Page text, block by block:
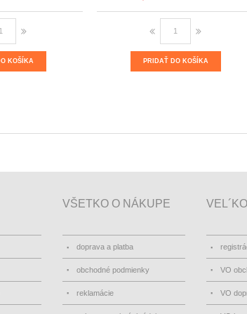
KOŠÍKA PRIDAŤ DO KOŠÍKA
VŠETKO O NÁKUPE
doprava a platba
obchodné podmienky
reklamácie
VO
VO